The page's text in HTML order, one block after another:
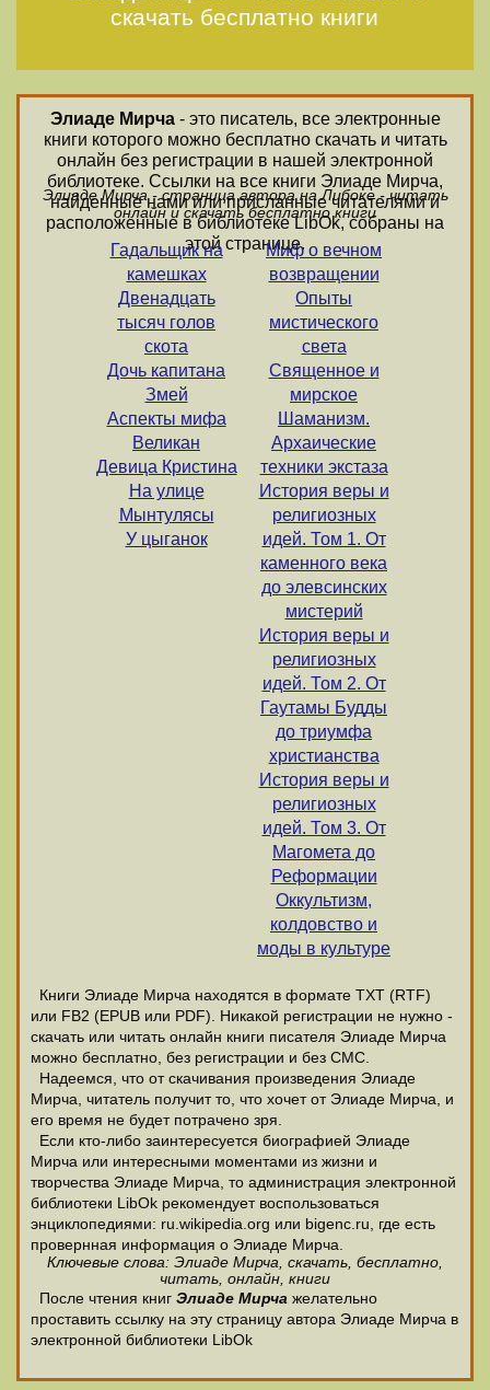
скачать бесплатно книги
Элиаде Мирча- это писатель, все электронные
книги которого можно бесплатно скачать и читать
онлайн без регистрации в нашей электронной
библиотеке. Ссылки на все книги Элиаде Мирча,
найденные нами или присланные читателями и
расположенные в библиотеке LibOk, собраны на
этой странице.
Элиаде Мирча - страница автора на Либоке - читать
онлайн и скачать бесплатно книги
Гадальщик на
камешках
Двенадцать
тысяч голов
скота
Дочь капитана
Змей
Аспекты мифа
Великан
Девица Кристина
На улице
Мынтулясы
У цыганок
Миф о вечном
возвращении
Опыты
мистического
света
Священное и
мирское
Шаманизм.
Архаические
техники экстаза
История веры и
религиозных
идей. Том 1. От
каменного века
до элевсинских
мистерий
История веры и
религиозных
идей. Том 2. От
Гаутамы Будды
до триумфа
христианства
История веры и
религиозных
идей. Том 3. От
Магомета до
Реформации
Оккультизм,
колдовство и
моды в культуре
Книги Элиаде Мирча находятся в формате ТХТ (RTF)
или FB2 (EPUB или PDF). Никакой регистрации не нужно -
скачать или читать онлайн книги писателя Элиаде Мирча
можно бесплатно, без регистрации и без СМС.
Надеемся, что от скачивания произведения Элиаде
Мирча, читатель получит то, что хочет от Элиаде Мирча, и
его время не будет потрачено зря.
Если кто-либо заинтересуется биографией Элиаде
Мирча или интересными моментами из жизни и
творчества Элиаде Мирча, то администрация электронной
библиотеки LibOk рекомендует воспользоваться
энциклопедиями: ru.wikipedia.org или bigenc.ru, где есть
провернная информация о Элиаде Мирча.
Ключевые слова: Элиаде Мирча, скачать, бесплатно,
читать, онлайн, книги
После чтения книг Элиаде Мирча желательно
проставить ссылку на эту страницу автора Элиаде Мирча в
электронной библиотеки LibOk